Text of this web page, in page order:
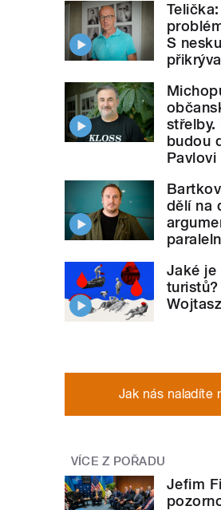
S
střelby.
budou
Pavlovi
dělí na
Jaké je
Jak nás naladíte
VÍCE Z POŘADU
Jefim